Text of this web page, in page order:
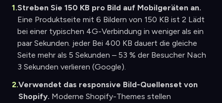
1.Streben Sie 150 KB pro Bild auf Mobilgeräten an.
Eine Produktseite mit 6 Bildern von 150 KB ist 2 Lädt
bei einer typischen 4G-Verbindung in weniger als ein
paar Sekunden. jeder Bei 400 KB dauert die gleiche
Seite mehr als 5 Sekunden – 53 % der Besucher Nach
3 Sekunden verlieren (Google).
2.Verwendet das responsive Bild-Quellenset von
Shopify. Moderne Shopify-Themes stellen